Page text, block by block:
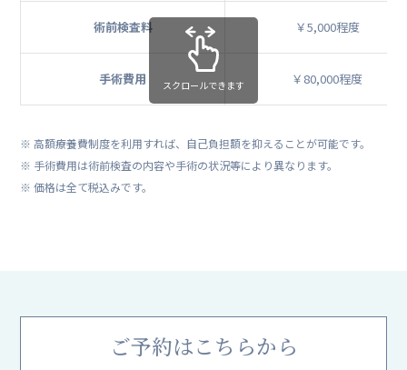
術前検査料 ￥5,000程度
手術費用 ￥80,000程度
※ 高額療養費制度を利用すれば、自己負担額を抑えることが可能です。
※ 手術費用は術前検査の内容や手術の状況等により異なります。
※ 価格は全て税込みです。
スクロールできます
ご予約はこちらから